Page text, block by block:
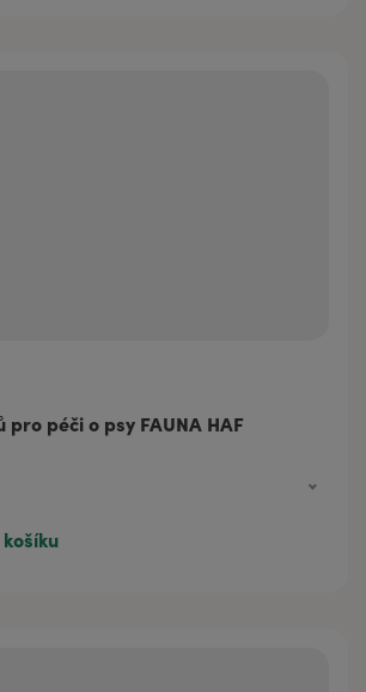
péči o psy FAUNA HAF